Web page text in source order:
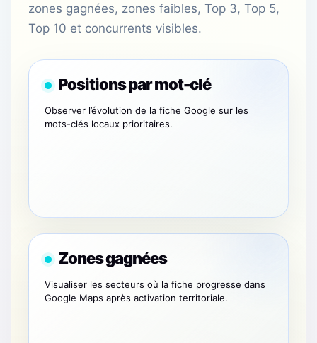
zones gagnées, zones faibles, Top 3, Top 5,
Top 10 et concurrents visibles.
Positions par mot-clé
Observer l’évolution de la fiche Google sur les
mots-clés locaux prioritaires.
Zones gagnées
Visualiser les secteurs où la fiche progresse dans
Google Maps après activation territoriale.